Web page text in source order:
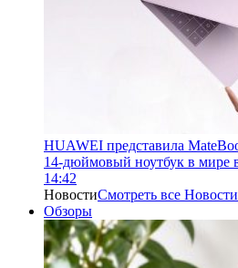
HUAWEI представила
14-дюймовый ноутбук в мире
14:42
НовостиСмотреть все Новости
Обзоры